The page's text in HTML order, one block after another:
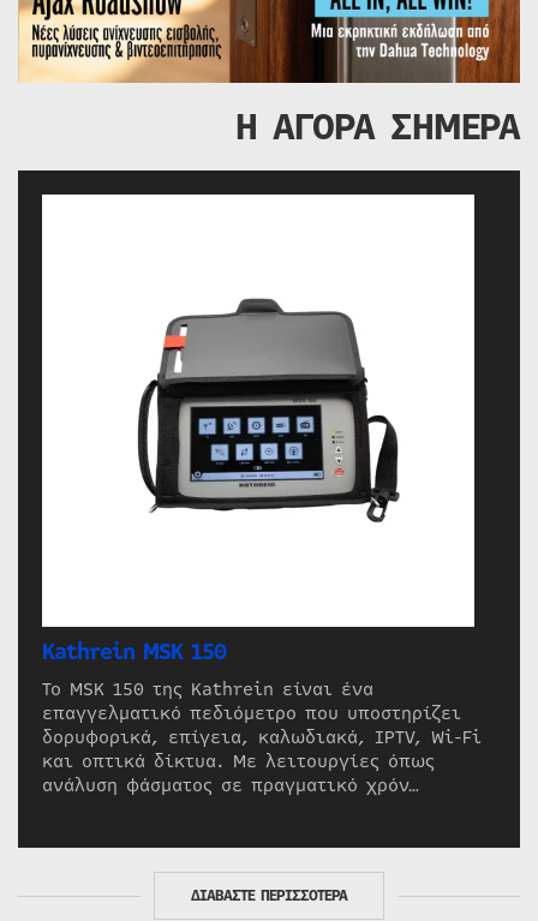
Η ΑΓΟΡΑ ΣΗΜΕΡΑ
Kathrein MSK 150
Το MSK 150 της Kathrein είναι ένα
επαγγελματικό πεδιόμετρο που υποστηρίζει
δορυφορικά, επίγεια, καλωδιακά, IPTV, Wi-Fi
και οπτικά δίκτυα. Με λειτουργίες όπως
ανάλυση φάσματος σε πραγματικό χρόν…
ΔΙΑΒΑΣΤΕ ΠΕΡΙΣΣΟΤΕΡΑ